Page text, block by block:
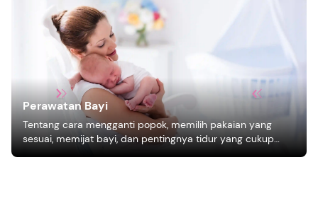
Perawatan Bayi
Tentang cara mengganti popok, memilih pakaian yang
sesuai, memijat bayi, dan pentingnya tidur yang cukup
bagi pertumbuhan bayi.